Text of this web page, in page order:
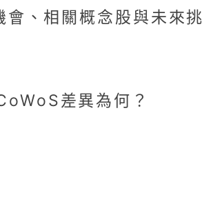
、相關概念股與未來挑
差異為何？